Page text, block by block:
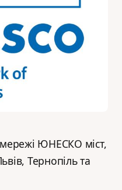
ЮНЕСКО міст,
Тернопіль та